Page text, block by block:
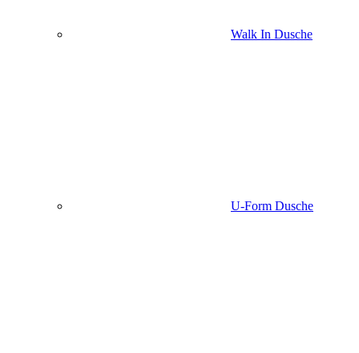
Walk In Dusche
U-Form Dusche